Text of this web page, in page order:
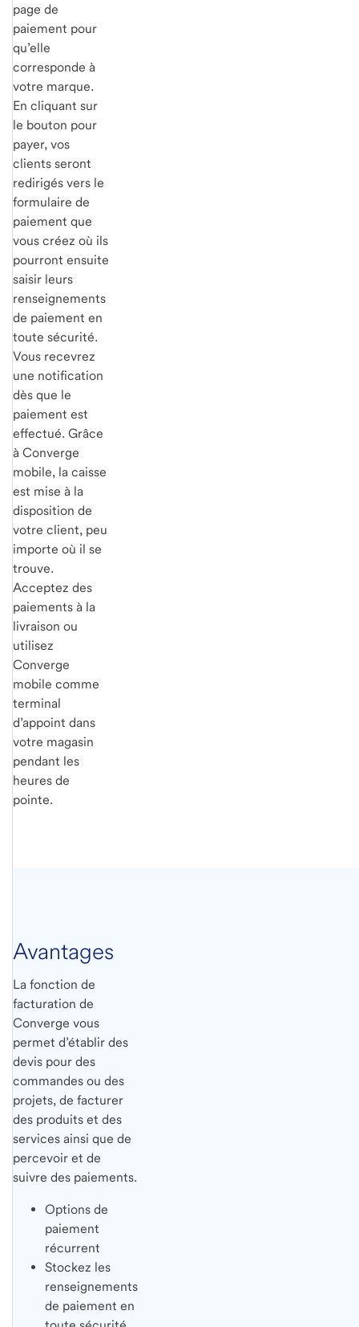
page de
paiement pour
qu’elle
corresponde à
votre marque.
En cliquant sur
le bouton pour
payer, vos
clients seront
redirigés vers le
formulaire de
paiement que
vous créez où ils
pourront ensuite
saisir leurs
renseignements
de paiement en
toute sécurité.
Vous recevrez
une notification
dès que le
paiement est
effectué. Grâce
à Converge
mobile, la caisse
est mise à la
disposition de
votre client, peu
importe où il se
trouve.
Acceptez des
paiements à la
livraison ou
utilisez
Converge
mobile comme
terminal
d’appoint dans
votre magasin
pendant les
heures de
pointe.
Avantages
La fonction de
facturation de
Converge vous
permet d’établir des
devis pour des
commandes ou des
projets, de facturer
des produits et des
services ainsi que de
percevoir et de
suivre des paiements.
Options de
paiement
récurrent
Stockez les
renseignements
de paiement en